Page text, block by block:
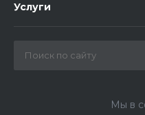
Услуги
Мы в